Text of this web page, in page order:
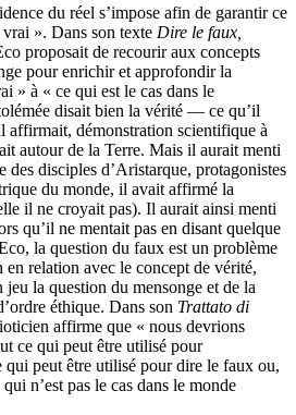
du réel s’impose afin de garantir ce
». Dans son texte Dire le faux,
proposait de recourir aux concepts
pour enrichir et approfondir la
» à « ce qui est le cas dans le
disait bien la vérité — ce qu’il
démonstration scientifique à
autour de la Terre. Mais il aurait menti
des disciples d’Aristarque, protagonistes
du monde, il avait affirmé la
il ne croyait pas). Il aurait ainsi menti
qu’il ne mentait pas en disant quelque
la question du faux est un problème
relation avec le concept de vérité,
la question du mensonge et de la
éthique. Dans son Trattato di
affirme que « nous devrions
ce qui peut être utilisé pour
qui peut être utilisé pour dire le faux ou,
n’est pas le cas dans le monde